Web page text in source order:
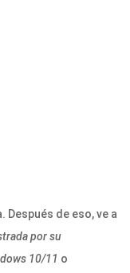
de eso, ve a
por su
10/11 o